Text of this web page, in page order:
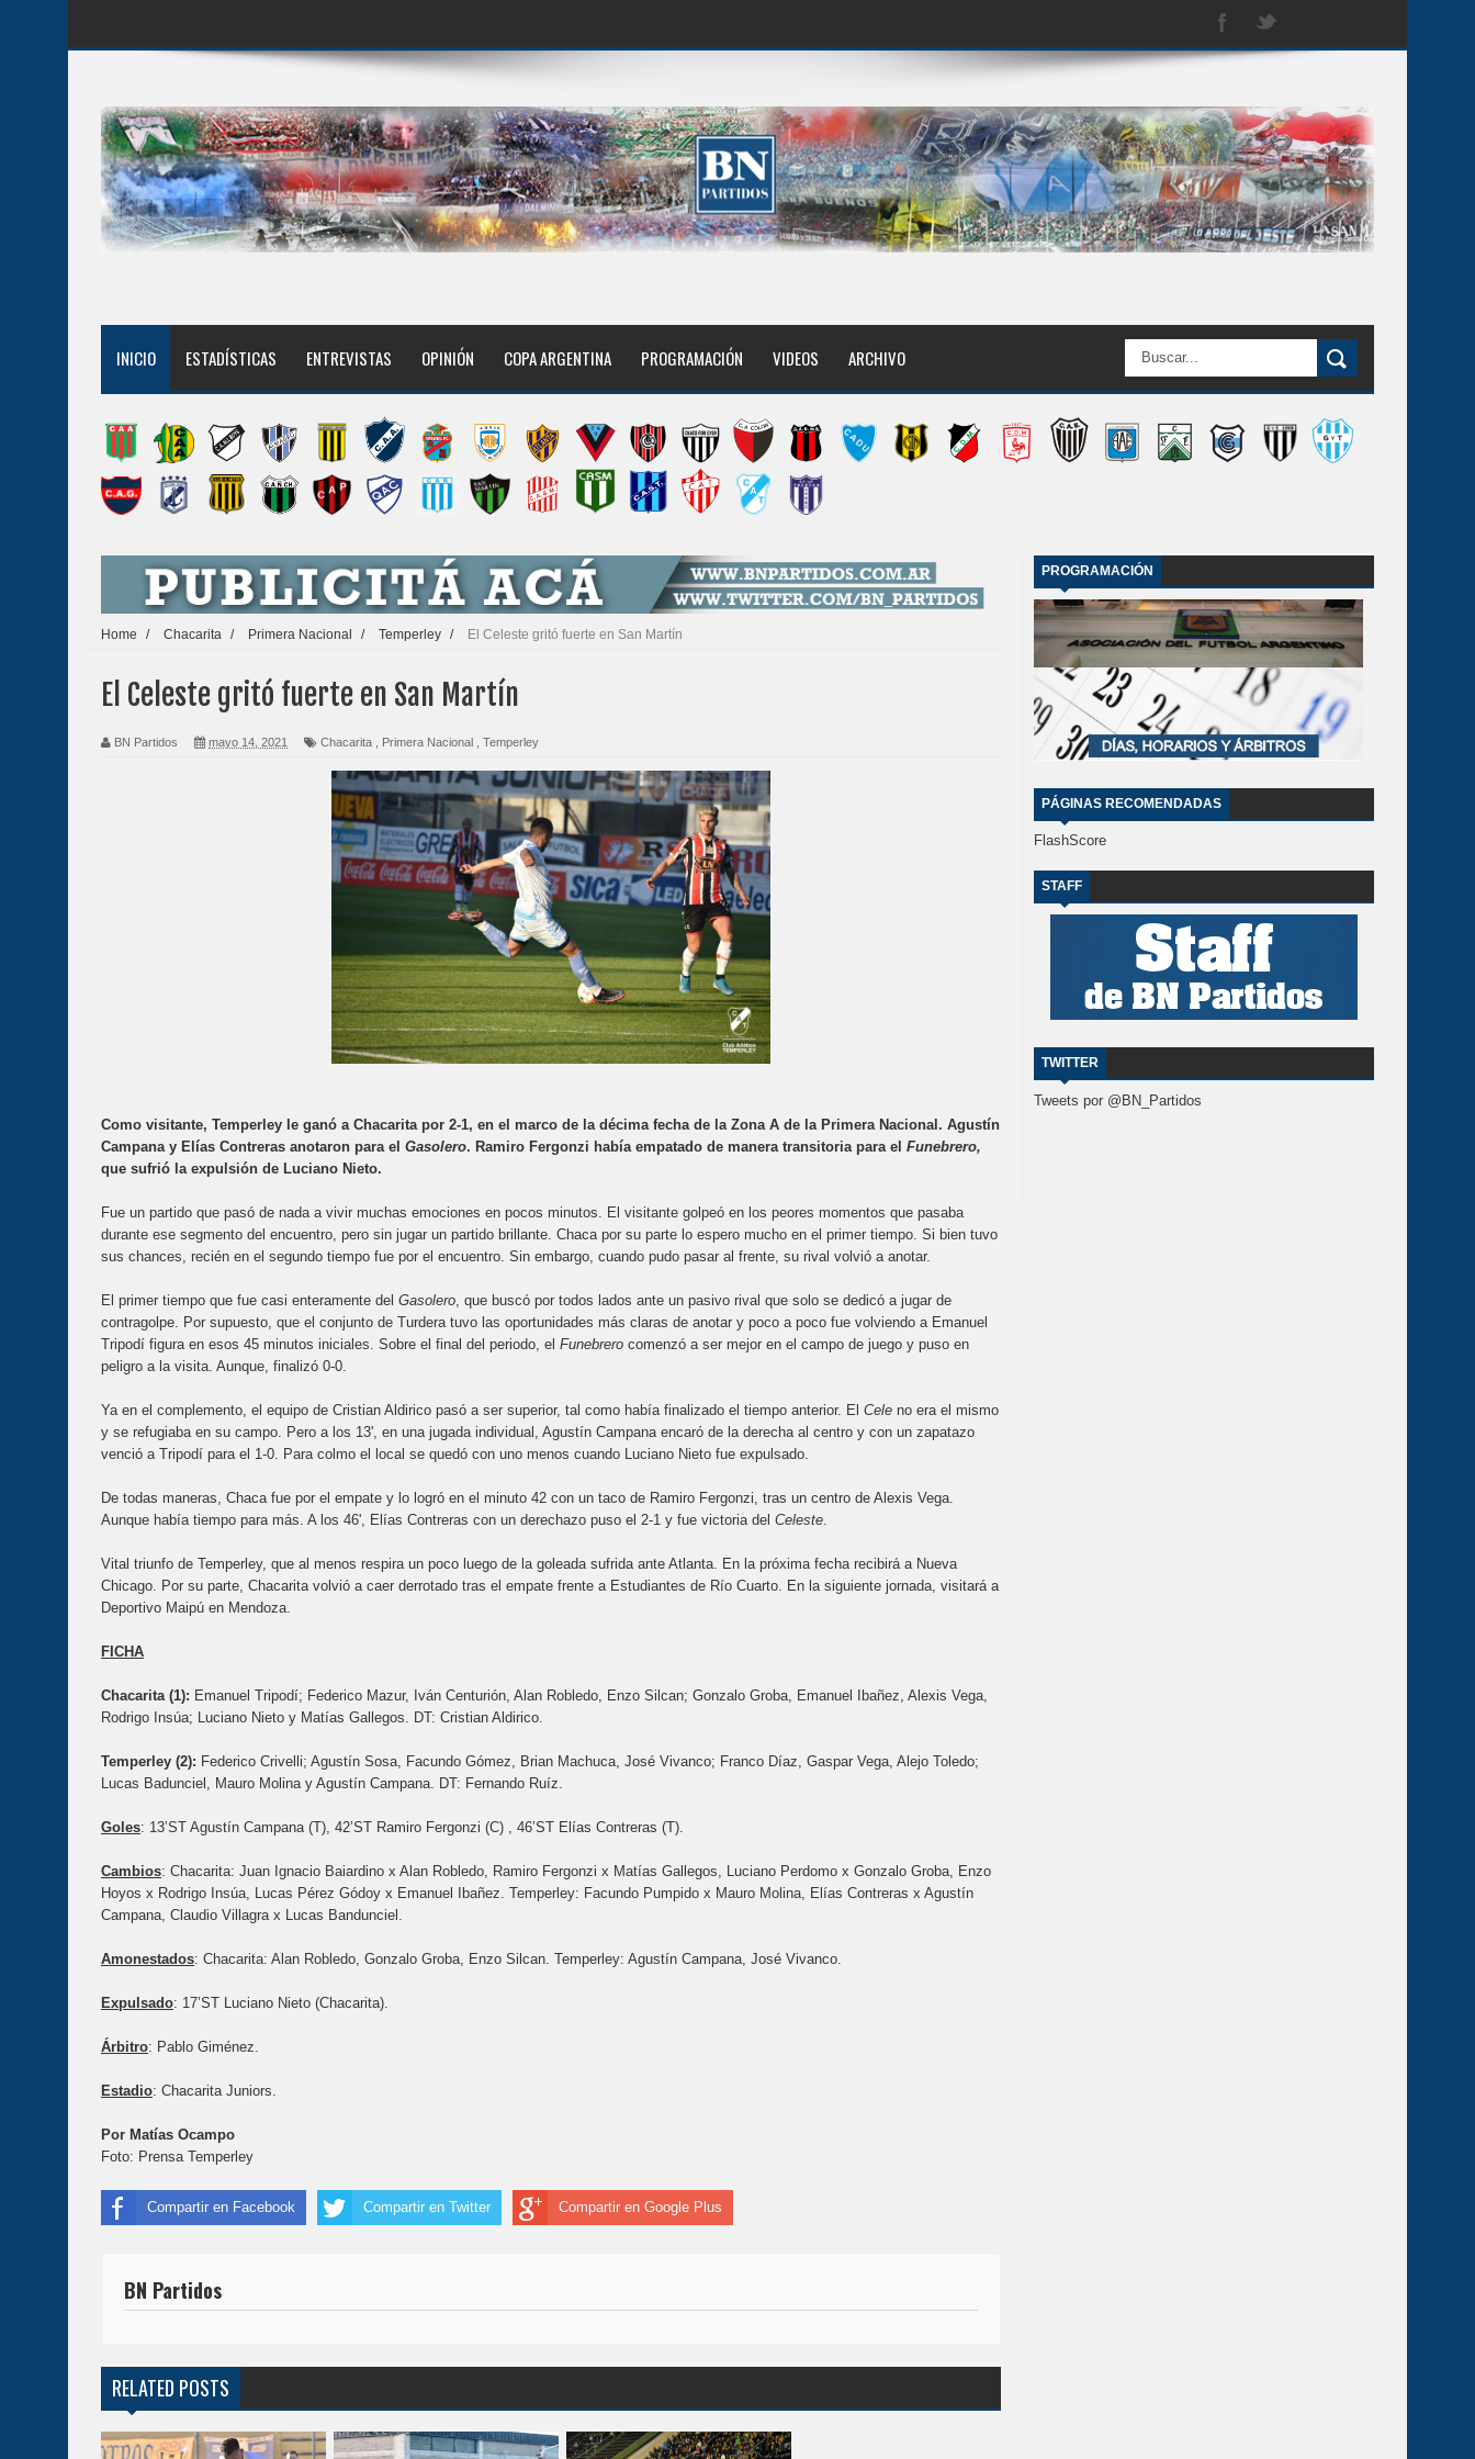
INICIO ESTADÍSTICAS ENTREVISTAS OPINIÓN COPA ARGENTINA PROGRAMACIÓN VIDEOS ARCHIVO
Home / Chacarita / Primera Nacional / Temperley / El Celeste gritó fuerte en San Martín
El Celeste gritó fuerte en San Martín
BN Partidos mayo 14, 2021 Chacarita Primera Nacional Temperley
Como visitante, Temperley le ganó a Chacarita por 2-1, en el marco de la décima fecha de la Zona A de la Primera Nacional. Agustín
Campana y Elías Contreras anotaron para el Gasolero. Ramiro Fergonzi había empatado de manera transitoria para el Funebrero,
que sufrió la expulsión de Luciano Nieto.
Fue un partido que pasó de nada a vivir muchas emociones en pocos minutos. El visitante golpeó en los peores momentos que pasaba
durante ese segmento del encuentro, pero sin jugar un partido brillante. Chaca por su parte lo espero mucho en el primer tiempo. Si bien tuvo
sus chances, recién en el segundo tiempo fue por el encuentro. Sin embargo, cuando pudo pasar al frente, su rival volvió a anotar.
El primer tiempo que fue casi enteramente del Gasolero , que buscó por todos lados ante un pasivo rival que solo se dedicó a jugar de
contragolpe. Por supuesto, que el conjunto de Turdera tuvo las oportunidades más claras de anotar y poco a poco fue volviendo a Emanuel
Tripodí figura en esos 45 minutos iniciales. Sobre el final del periodo, el Funebrero comenzó a ser mejor en el campo de juego y puso en
peligro a la visita. Aunque, finalizó 0-0.
Ya en el complemento, el equipo de Cristian Aldirico pasó a ser superior, tal como había finalizado el tiempo anterior. El Cele no era el mismo
y se refugiaba en su campo. Pero a los 13', en una jugada individual, Agustín Campana encaró de la derecha al centro y con un zapatazo
venció a Tripodí para el 1-0. Para colmo el local se quedó con uno menos cuando Luciano Nieto fue expulsado.
De todas maneras, Chaca fue por el empate y lo logró en el minuto 42 con un taco de Ramiro Fergonzi, tras un centro de Alexis Vega.
Aunque había tiempo para más. A los 46', Elías Contreras con un derechazo puso el 2-1 y fue victoria del Celeste
Vital triunfo de Temperley, que al menos respira un poco luego de la goleada sufrida ante Atlanta. En la próxima fecha recibirá a Nueva
Chicago. Por su parte, Chacarita volvió a caer derrotado tras el empate frente a Estudiantes de Río Cuarto. En la siguiente jornada, visitará a
Deportivo Maipú en Mendoza.
FICHA
Chacarita (1): Emanuel Tripodí; Federico Mazur, Iván Centurión, Alan Robledo, Enzo Silcan; Gonzalo Groba, Emanuel Ibañez, Alexis Vega,
Rodrigo Insúa; Luciano Nieto y Matías Gallegos. DT: Cristian Aldirico.
Temperley (2): Federico Crivelli; Agustín Sosa, Facundo Gómez, Brian Machuca, José Vivanco; Franco Díaz, Gaspar Vega, Alejo Toledo;
Lucas Badunciel, Mauro Molina y Agustín Campana. DT: Fernando Ruíz.
Goles: 13’ST Agustín Campana (T), 42’ST Ramiro Fergonzi (C) , 46’ST Elías Contreras (T).
Cambios: Chacarita: Juan Ignacio Baiardino x Alan Robledo, Ramiro Fergonzi x Matías Gallegos, Luciano Perdomo x Gonzalo Groba, Enzo
Hoyos x Rodrigo Insúa, Lucas Pérez Gódoy x Emanuel Ibañez. Temperley: Facundo Pumpido x Mauro Molina, Elías Contreras x Agustín
Campana, Claudio Villagra x Lucas Bandunciel.
Amonestados: Chacarita: Alan Robledo, Gonzalo Groba, Enzo Silcan. Temperley: Agustín Campana, José Vivanco.
Expulsado: 17’ST Luciano Nieto (Chacarita).
Árbitro: Pablo Giménez.
Estadio: Chacarita Juniors.
Por Matías Ocampo
Foto: Prensa Temperley
Compartir en Facebook Compartir en Twitter Compartir en Google Plus
BN Partidos
RELATED POSTS
PROGRAMACIÓN
PÁGINAS RECOMENDADAS
FlashScore
STAFF
TWITTER
Tweets por @BN_Partidos